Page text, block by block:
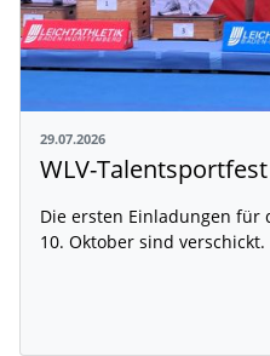
29.07.2026
Die ersten Einladungen für
10. Oktober sind verschickt.